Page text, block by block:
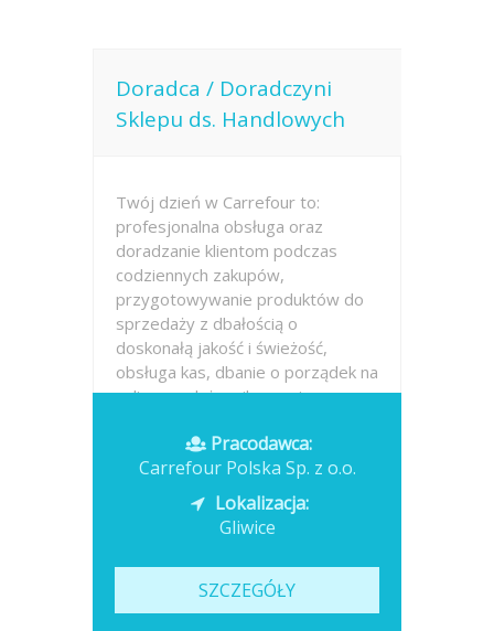
Doradca / Doradczyni
Sklepu ds. Handlowych
Twój dzień w Carrefour to:
profesjonalna obsługa oraz
doradzanie klientom podczas
codziennych zakupów,
przygotowywanie produktów do
sprzedaży z dbałością o
doskonałą jakość i świeżość,
obsługa kas, dbanie o porządek na
sali sprzedaży, pilnowanie...
Opublikowano: dzisiajPracodawca:
Carrefour Polska Sp. z o.o.
Lokalizacja:
Gliwice
SZCZEGÓŁY